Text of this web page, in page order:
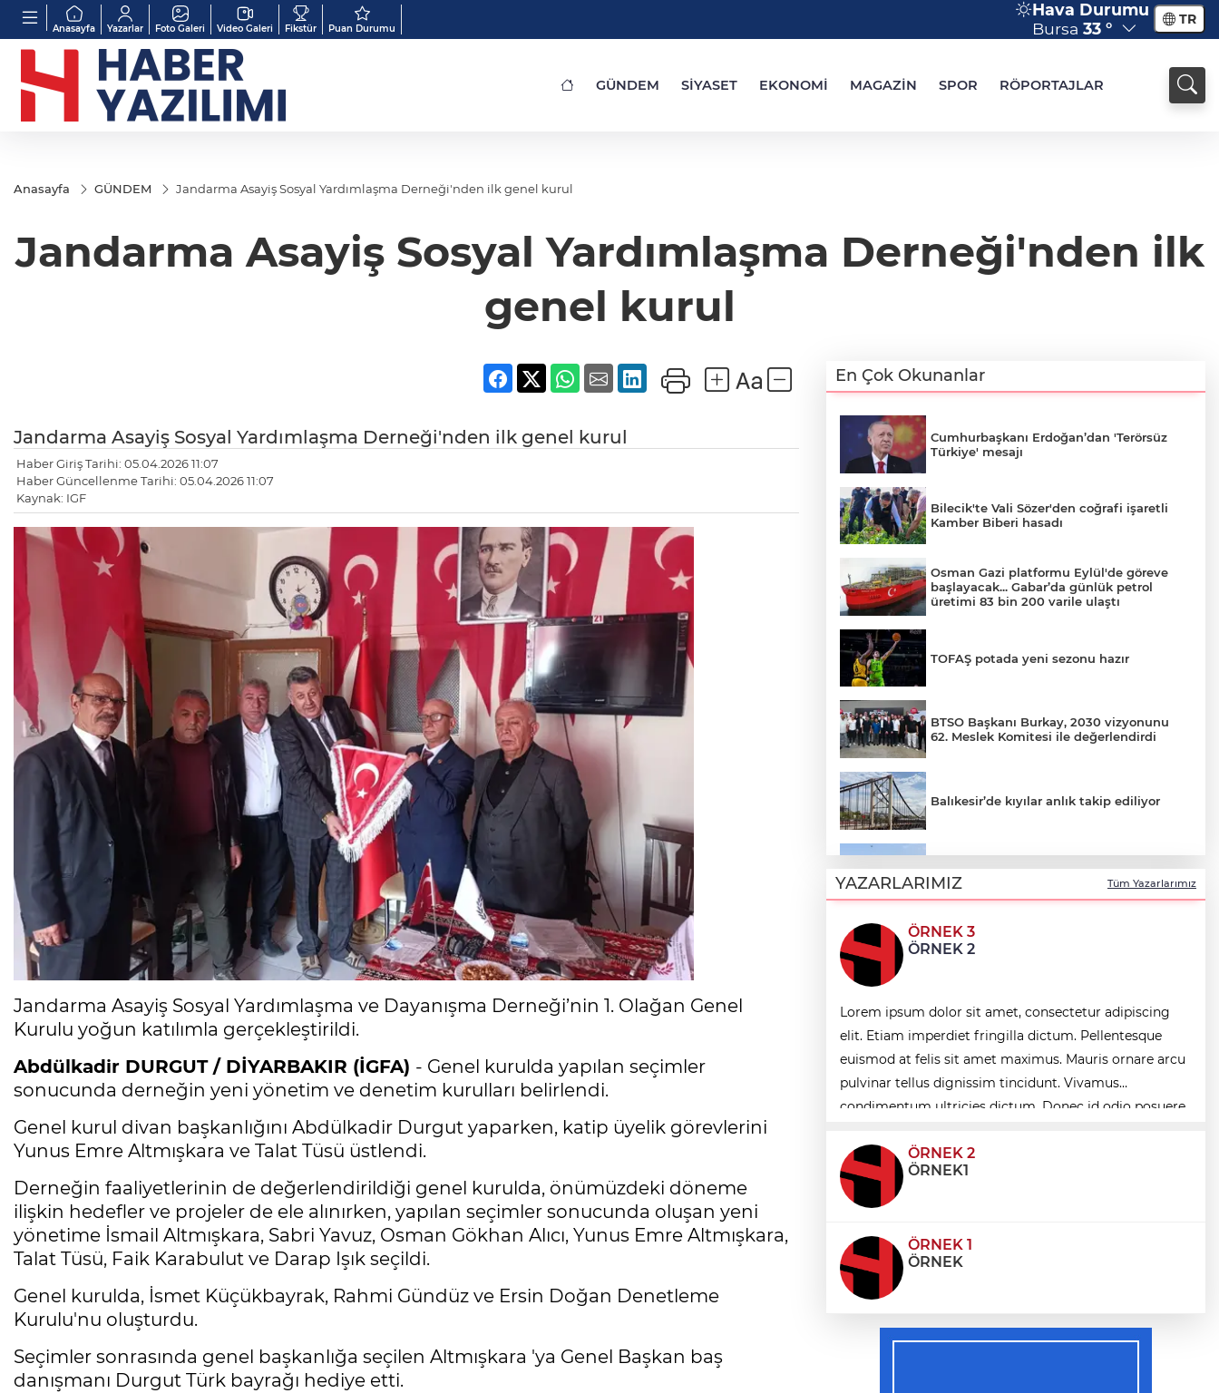
Anasayfa Yazarlar Foto Galeri Video Galeri Fikstür Puan Durumu
Hava Durumu
Bursa 33 ° TR
GÜNDEM SİYASET EKONOMİ MAGAZİN SPOR RÖPORTAJLAR
Anasayfa GÜNDEM Jandarma Asayiş Sosyal Yardımlaşma Derneği'nden ilk genel kurul
Jandarma Asayiş Sosyal Yardımlaşma Derneği'nden ilk
genel kurul
Jandarma Asayiş Sosyal Yardımlaşma Derneği'nden ilk genel kurul
Haber Giriş Tarihi: 05.04.2026 11:07
Haber Güncellenme Tarihi: 05.04.2026 11:07
Kaynak: IGF
Jandarma Asayiş Sosyal Yardımlaşma ve Dayanışma Derneği’nin 1. Olağan Genel
Kurulu yoğun katılımla gerçekleştirildi.
Abdülkadir DURGUT / DİYARBAKIR (İGFA) - Genel kurulda yapılan seçimler
sonucunda derneğin yeni yönetim ve denetim kurulları belirlendi.
Genel kurul divan başkanlığını Abdülkadir Durgut yaparken, katip üyelik görevlerini
Yunus Emre Altmışkara ve Talat Tüsü üstlendi.
Derneğin faaliyetlerinin de değerlendirildiği genel kurulda, önümüzdeki döneme
ilişkin hedefler ve projeler de ele alınırken, yapılan seçimler sonucunda oluşan yeni
yönetime İsmail Altmışkara, Sabri Yavuz, Osman Gökhan Alıcı, Yunus Emre Altmışkara,
Talat Tüsü, Faik Karabulut ve Darap Işık seçildi.
Genel kurulda, İsmet Küçükbayrak, Rahmi Gündüz ve Ersin Doğan Denetleme
Kurulu'nu oluşturdu.
Seçimler sonrasında genel başkanlığa seçilen Altmışkara 'ya Genel Başkan baş
danışmanı Durgut Türk bayrağı hediye etti.
En Çok Okunanlar
Cumhurbaşkanı Erdoğan’dan 'Terörsüz
Türkiye' mesajı
Bilecik'te Vali Sözer'den coğrafi işaretli
Kamber Biberi hasadı
Osman Gazi platformu Eylül'de göreve
başlayacak... Gabar’da günlük petrol
üretimi 83 bin 200 varile ulaştı
TOFAŞ potada yeni sezonu hazır
BTSO Başkanı Burkay, 2030 vizyonunu
62. Meslek Komitesi ile değerlendirdi
Balıkesir’de kıyılar anlık takip ediliyor
bireylere yaz tatili sunuyor
Trabzonspor'a büyük destek
Eskişehir'de kırsal mahallelere yeni su
depoları
Antalya Büyükşehir’den Kemer’e çevre
düzenleme
YAZARLARIMIZ Tüm Yazarlarımız
ÖRNEK 3
ÖRNEK 2
Lorem ipsum dolor sit amet, consectetur adipiscing
elit. Etiam imperdiet fringilla dictum. Pellentesque
euismod at felis sit amet maximus. Mauris ornare arcu
pulvinar tellus dignissim tincidunt. Vivamus
condimentum ultricies dictum. Donec id odio posuere,
ÖRNEK 2
ÖRNEK1
ÖRNEK 1
ÖRNEK